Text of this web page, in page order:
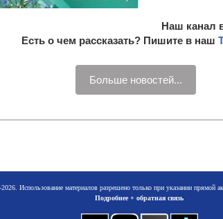
Наш канал
Есть о чем рассказать? Пишите в наш
Больше новостей...
Использование материалов разрешено только при указании прямой
Подробнее + обратная связь